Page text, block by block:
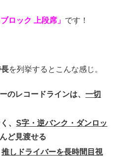
ロック 上段席」 です！
を列挙するとこんな感じ。
のレコードラインは、一切
、S字・逆バンク・ダンロッ
ど見渡せる
推しドライバーを長時間目視